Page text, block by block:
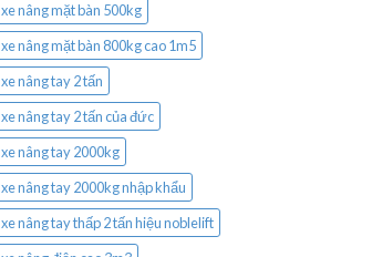
xe nâng mặt bàn 500kg
xe nâng mặt bàn 800kg cao 1m5
xe nâng tay 2 tấn
xe nâng tay 2 tấn của đức
xe nâng tay 2000kg
xe nâng tay 2000kg nhập khẩu
xe nâng tay thấp 2 tấn hiệu noblelift